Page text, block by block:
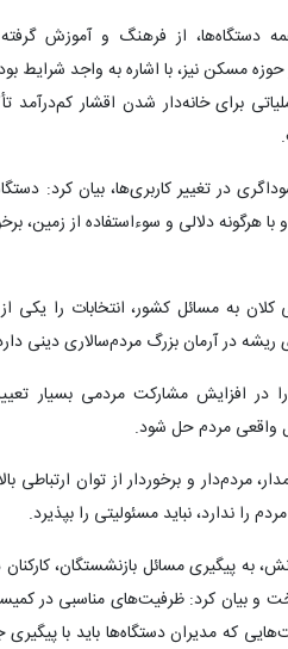
دستگاه‌ها، از فرهنگ و آموزش
برای خانه‌دار شدن اقشار
در تغییر کاربری‌ها، بیان کرد:
با هرگونه دلالی و سوءاستفاده از
کلان به مسائل کشور، انتخابات را یکی
در آرمان بزرگ مردم‌سالاری دینی
در افزایش مشارکت مردمی بسیار
واقعی مردم حل شود.
مردم‌دار و برخوردار از توان ارتباطی
را ندارد، نباید مسئولیتی را بپذیرد.
به پیگیری مسائل بازنشستگان،
و بیان کرد: ظرفیت‌های مناسبی در
که مدیران دستگاه‌ها باید با